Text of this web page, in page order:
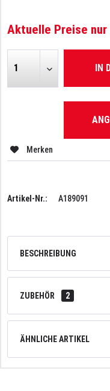
Aktuelle Preise
IN
Merken
Artikel-Nr.: A189091
BESCHREIBUNG
ZUBEHÖR 2
ÄHNLICHE ARTIKEL